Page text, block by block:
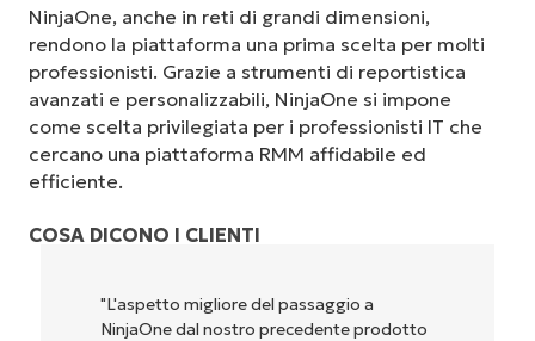
NinjaOne, anche in reti di grandi dimensioni,
rendono la piattaforma una prima scelta per molti
professionisti. Grazie a strumenti di reportistica
avanzati e personalizzabili, NinjaOne si impone
come scelta privilegiata per i professionisti IT che
cercano una piattaforma RMM affidabile ed
efficiente.
COSA DICONO I CLIENTI
"NinjaOne è incredibilmente facile da usare,
perché unisce un’interfaccia fluida a